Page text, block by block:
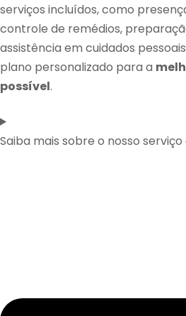
serviços incluídos, como
controle de remédios,
assistência em cuidados
plano personalizado para a
possível.
Saiba mais sobre o nosso